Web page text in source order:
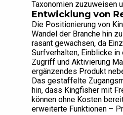
Taxonomien zuzuweisen
Entwicklung von
Die Positionierung von
Wandel der Branche hin
rasant gewachsen, da
Surfverhalten, Einblicke
Zugriff und Aktivierung
ergänzendes Produkt
Das gestaffelte
hin, dass Kingfisher mit
können ohne Kosten
erweiterte Funktionen –